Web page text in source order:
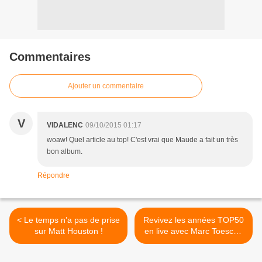
Commentaires
Ajouter un commentaire
V VIDALENC 09/10/2015 01:17
woaw! Quel article au top! C'est vrai que Maude a fait un très
bon album.
Répondre
< Le temps n’a pas de prise
sur Matt Houston !
Revivez les années TOP50
en live avec Marc Toesca !
>